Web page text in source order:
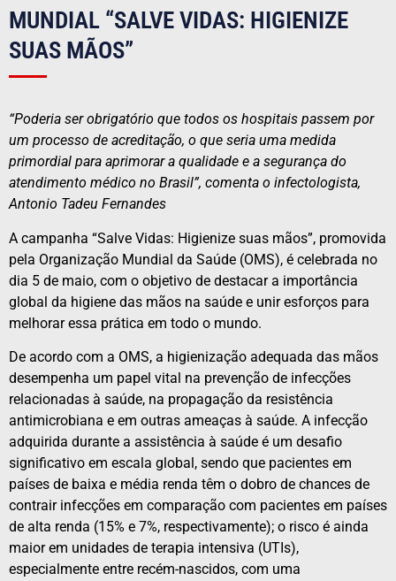
MUNDIAL “SALVE VIDAS: HIGIENIZE
SUAS MÃOS”
“Poderia ser obrigatório que todos os hospitais passem por
um processo de acreditação, o que seria uma medida
primordial para aprimorar a qualidade e a segurança do
atendimento médico no Brasil”, comenta o infectologista,
Antonio Tadeu Fernandes
A campanha “Salve Vidas: Higienize suas mãos”, promovida
pela Organização Mundial da Saúde (OMS), é celebrada no
dia 5 de maio, com o objetivo de destacar a importância
global da higiene das mãos na saúde e unir esforços para
melhorar essa prática em todo o mundo.
De acordo com a OMS, a higienização adequada das mãos
desempenha um papel vital na prevenção de infecções
relacionadas à saúde, na propagação da resistência
antimicrobiana e em outras ameaças à saúde. A infecção
adquirida durante a assistência à saúde é um desafio
significativo em escala global, sendo que pacientes em
países de baixa e média renda têm o dobro de chances de
contrair infecções em comparação com pacientes em países
de alta renda (15% e 7%, respectivamente); o risco é ainda
maior em unidades de terapia intensiva (UTIs),
especialmente entre recém-nascidos, com uma